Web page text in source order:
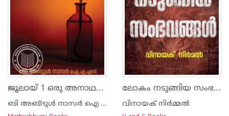
ജൂലായ് 1 ഒരു അനാഥബാല്യത്തിന്റെ ആത്മഗതം
ബി അബ്ദുള്‍ നാസര്‍ ഐ എ എസ്
ലോകം നടുങ്ങിയ സംഭവങ്ങൾ
വിനായക് നിര്‍മ്മല്‍